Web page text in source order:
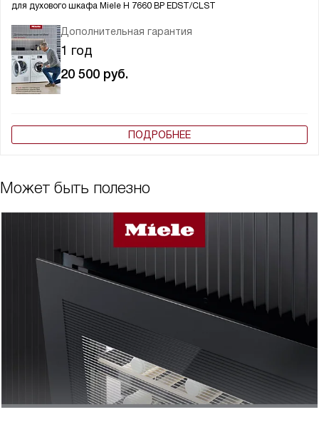
для духового шкафа Miele H 7660 BP EDST/CLST
Дополнительная гарантия
1 год
20 500 руб.
ПОДРОБНЕЕ
Может быть полезно